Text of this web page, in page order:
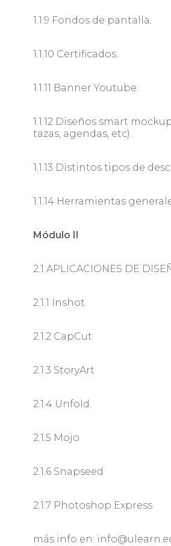
1.1.9 Fondos de pantalla.
1.1.10 Certificados.
1.1.11 Banner Youtube.
1.1.12 Diseños smart
tazas, agendas, etc).
1.1.13 Distintos tipos de
1.1.14 Herramientas
Módulo II
2.1 APLICACIONES DE
2.1.1 Inshot.
2.1.2 CapCut
2.1.3 StoryArt
2.1.4 Unfold.
2.1.5 Mojo
2.1.6 Snapseed
2.1.7 Photoshop Express
más info en: